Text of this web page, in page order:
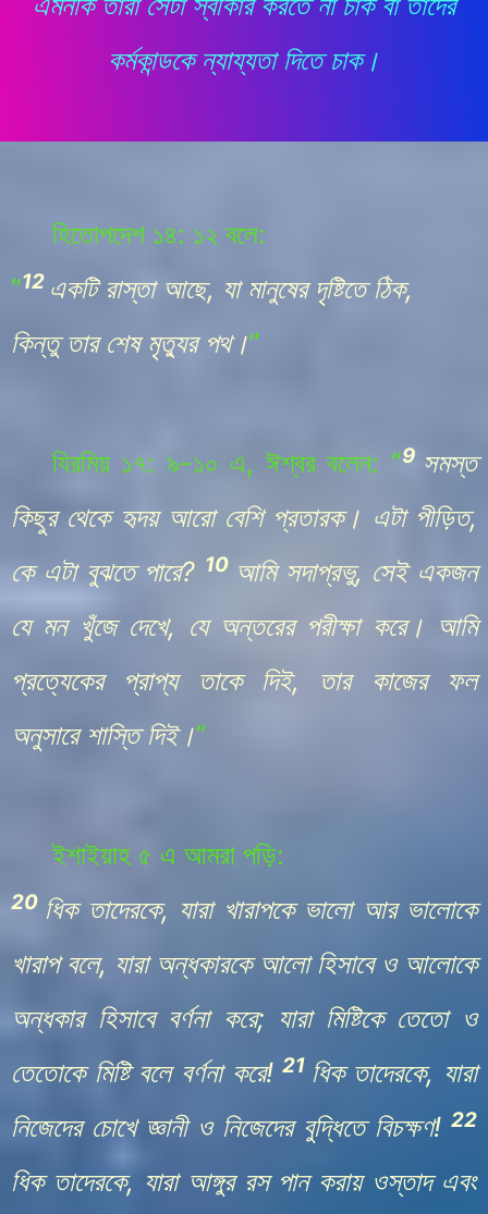
কর্মকান্ডকে ন্যায্যতা দিতে চাক।
হিতোপদেশ ১৪: ১২ বলে:
“12 একটি রাস্তা আছে, যা মানুষের দৃষ্টিতে ঠিক,
কিন্তু তার শেষ মৃত্যুর পথ।”
যিরমিয়১৭: ৯-১০ এ, ঈশ্বর বলেন: “9 সমস্ত
কিছুর থেকে হৃদয় আরো বেশি প্রতারক। এটা পীড়িত,
কে এটা বুঝতে পারে? 10 আমি সদাপ্রভু, সেই একজন
যে মন খুঁজে দেখে, যে অন্তরের পরীক্ষা করে। আমি
প্রত্যেকের প্রাপ্য তাকে দিই, তার কাজের ফল
অনুসারে শাস্তি দিই।”
ইশাইয়াহ ৫ এ আমরা পড়ি:
20 ধিক তাদেরকে, যারা খারাপকে ভালো আর ভালোকে
খারাপ বলে, যারা অন্ধকারকে আলো হিসাবে ও আলোকে
অন্ধকার হিসাবে বর্ণনা করে; যারা মিষ্টিকে তেতো ও
তেতোকে মিষ্টি বলে বর্ণনা করে!21 ধিক তাদেরকে, যারা
নিজেদের চোখে জ্ঞানী ও নিজেদের বুদ্ধিতে বিচক্ষণ! 22
ধিক তাদেরকে, যারা আঙ্গুর রস পান করায় ওস্তাদ এবং